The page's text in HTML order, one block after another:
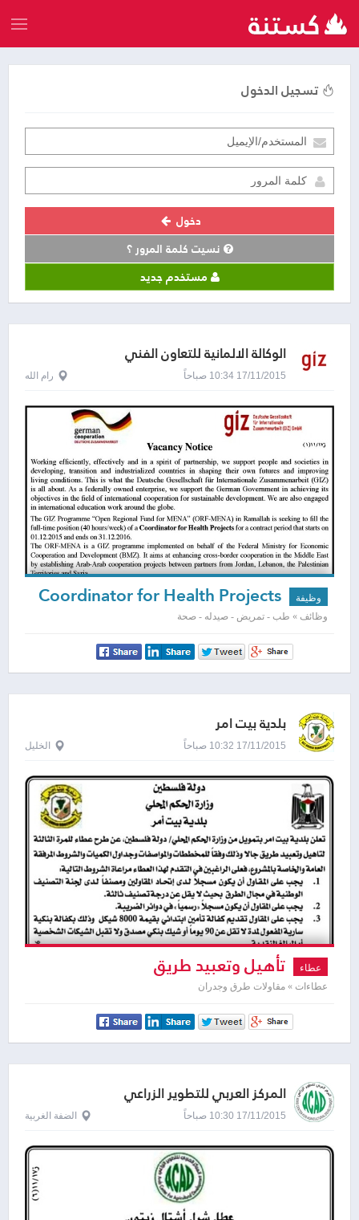
تسجيل الدخول
دخول
نسيت كلمة المرور ؟
مستخدم جديد
الوكالة الالمانية للتعاون الفني
17/11/2015 10:34 صباحاً رام الله
وظيفة
وظائف » طب - تمريض - صيدله - صحة
بلدية بيت امر
17/11/2015 10:32 صباحاً الخليل
عطاء تأهيل وتعبيد طريق
عطاءات » مقاولات طرق وجدران
المركز العربي للتطوير الزراعي
17/11/2015 10:30 صباحاً الضفة الغربية